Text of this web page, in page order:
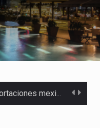
Las exportaciones mexicanas de vehículos ligeros disminuyeron 9.67 % en julio a tasa anual, alcanzando…